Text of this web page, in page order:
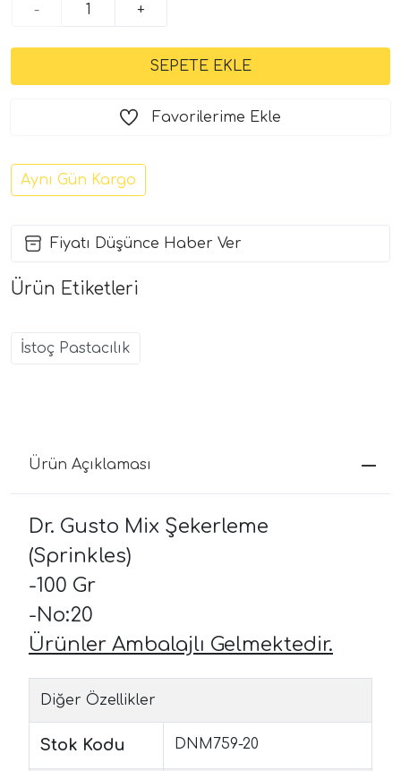
- +
Favorilerime Ekle
Aynı Gün Kargo
Fiyatı Düşünce Haber Ver
Ürün Etiketleri
İstoç Pastacılık
Ürün Açıklaması
Dr. Gusto Mix Şekerleme
(Sprinkles)
-100 Gr
-No:20
Ürünler Ambalajlı Gelmektedir.
Diğer Özellikler
Stok Kodu DNM759-20